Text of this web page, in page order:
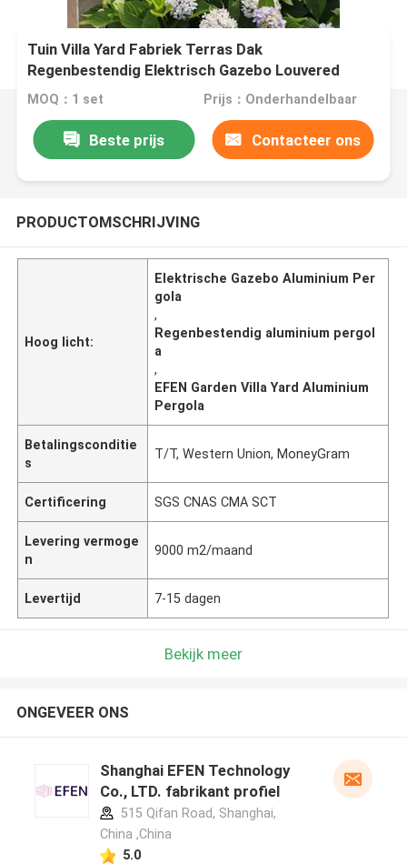
Tuin Villa Yard Fabriek Terras Dak
Regenbestendig Elektrisch Gazebo Louvered
Aluminium Pergola
MOQ：1 set Prijs：Onderhandelbaar
Beste prijs Contacteer ons
PRODUCTOMSCHRIJVING
Hoog licht:
Elektrische Gazebo Aluminium Per
gola
,
Regenbestendig aluminium pergol
a
,
EFEN Garden Villa Yard Aluminium
Pergola
Betalingsconditie
s
T/T, Western Union, MoneyGram
Certificering SGS CNAS CMA SCT
Levering vermoge
n
9000 m2/maand
Levertijd 7-15 dagen
Bekijk meer
ONGEVEER ONS
Shanghai EFEN Technology
Co., LTD. fabrikant profiel
515 Qifan Road, Shanghai,
China ,China
5.0